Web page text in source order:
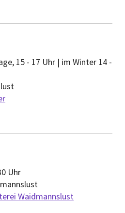
15 - 17 Uhr | im Winter 14 -
Uhr
Waidmannslust